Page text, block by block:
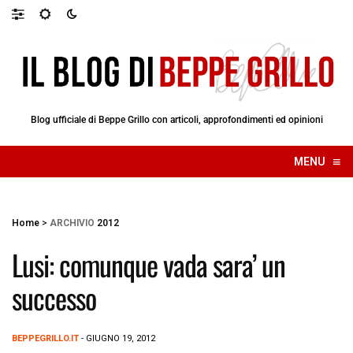
Blog ufficiale di Beppe Grillo con articoli, approfondimenti ed opinioni
MENU ≡
☰
Home > ARCHIVIO 2012
Lusi: comunque vada sara’ un
successo
BEPPEGRILLO.IT - GIUGNO 19, 2012